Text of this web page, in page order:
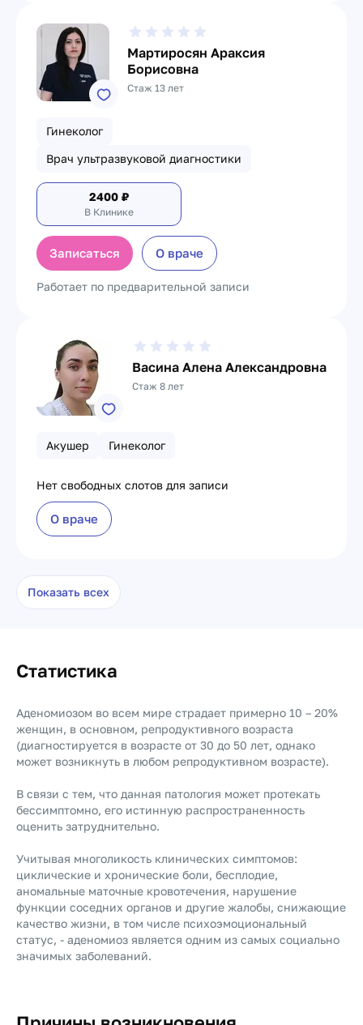
Мартиросян Араксия
Борисовна
Стаж 13 лет
Гинеколог
Врач ультразвуковой диагностики
2400 ₽
В Клинике
Записаться О враче
Работает по предварительной записи
Васина Алена Александровна
Стаж 8 лет
Акушер Гинеколог
Нет свободных слотов для записи
О враче
Показать всех
Статистика
Аденомиозом во всем мире страдает примерно 10 – 20%
женщин, в основном, репродуктивного возраста
(диагностируется в возрасте от 30 до 50 лет, однако
может возникнуть в любом репродуктивном возрасте).
В связи с тем, что данная патология может протекать
бессимптомно, его истинную распространенность
оценить затруднительно.
Учитывая многоликость клинических симптомов:
циклические и хронические боли, бесплодие,
аномальные маточные кровотечения, нарушение
функции соседних органов и другие жалобы, снижающие
качество жизни, в том числе психоэмоциональный
статус, - аденомиоз является одним из самых социально
значимых заболеваний.